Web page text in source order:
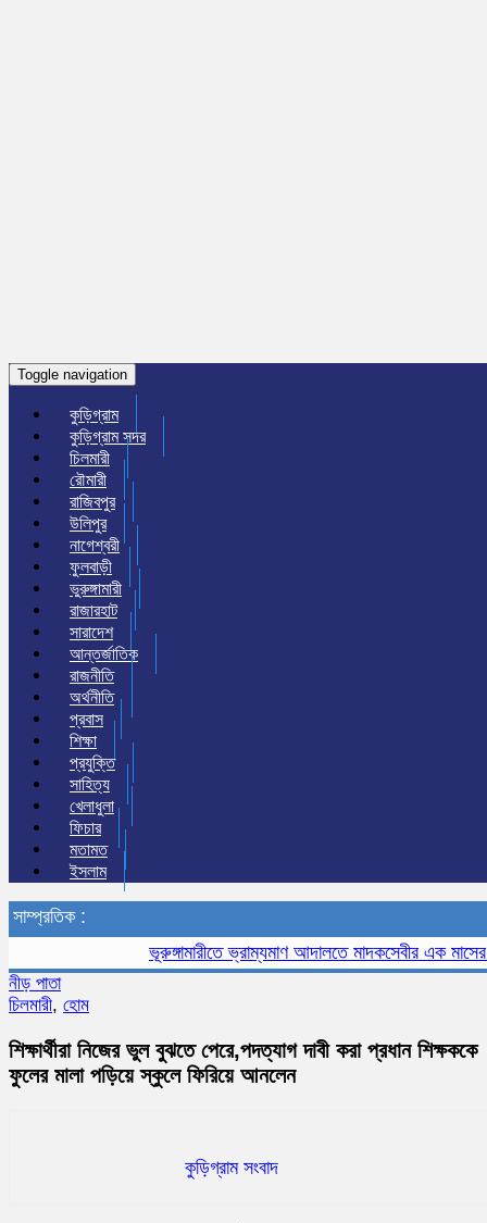
Toggle navigation
কুড়িগ্রাম
কুড়িগ্রাম সদর
চিলমারী
রৌমারী
রাজিবপুর
উলিপুর
নাগেশ্বরী
ফুলবাড়ী
ভুরুঙ্গামারী
রাজারহাট
সারাদেশ
আন্তর্জাতিক
রাজনীতি
অর্থনীতি
প্রবাস
শিক্ষা
প্রযুক্তি
সাহিত্য
খেলাধুলা
ফিচার
মতামত
ইসলাম
সাম্প্রতিক :
ভূরুঙ্গামারীতে ভ্রাম্যমাণ আদালতে মাদকসেবীর এক মাসের
নীড় পাতা
চিলমারী, হোম
শিক্ষার্থীরা নিজের ভুল বুঝতে পেরে,পদত্যাগ দাবী করা প্রধান শিক্ষককে
ফুলের মালা পড়িয়ে স্কুলে ফিরিয়ে আনলেন
কুড়িগ্রাম সংবাদ